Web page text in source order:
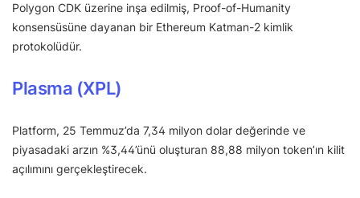
Polygon CDK üzerine inşa edilmiş, Proof-of-Humanity
konsensüsüne dayanan bir Ethereum Katman-2 kimlik
protokolüdür.
Plasma (XPL)
Platform, 25 Temmuz’da 7,34 milyon dolar değerinde ve
piyasadaki arzın %3,44’ünü oluşturan 88,88 milyon token’ın kilit
açılımını gerçekleştirecek.